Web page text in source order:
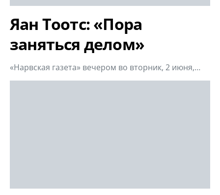
Яан Тоотс: «Пора
заняться делом»
«Нарвская газета» вечером во вторник, 2 июня,…